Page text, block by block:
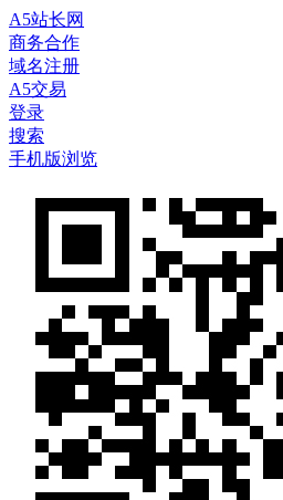
A5站长网
商务合作
域名注册
A5交易
登录
搜索
手机版浏览